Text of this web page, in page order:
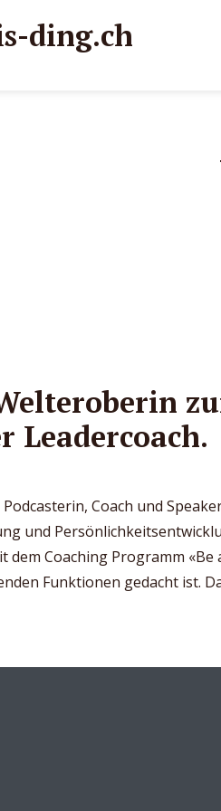
Leadercoach.
Coach und
und
dem Coaching Programm «Be
Funktionen gedacht ist.